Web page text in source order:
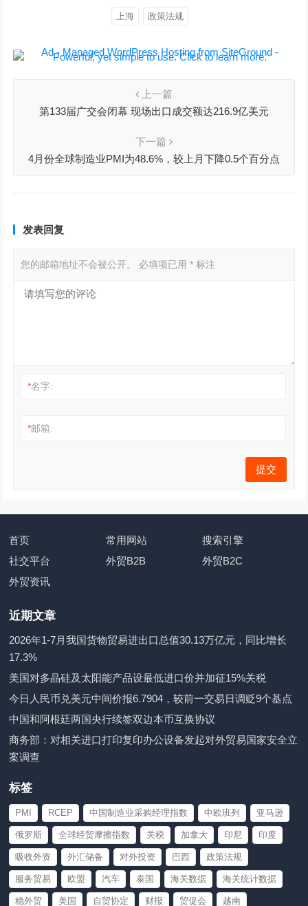
上海 政策法规
上一篇
第133届广交会闭幕 现场出口成交额达216.9亿美元
下一篇
4月份全球制造业PMI为48.6%，较上月下降0.5个百分点
发表回复
您的邮箱地址不会被公开。 必填项已用* 标注
*名字:
*邮箱:
首页 常用网站
搜索引擎
社交平台
外贸B2B
外贸B2C
外贸资讯
近期文章
2026年1-7月我国货物贸易进出口总值30.13万亿元，同比增长
17.3%
美国对多晶硅及太阳能产品设最低进口价并加征15%关税
今日人民币兑美元中间价报6.7904，较前一交易日调贬9个基点
中国和阿根廷两国央行续签双边本币互换协议
商务部：对相关进口打印复印办公设备发起对外贸易国家安全立
案调查
标签
PMI RCEP 中国制造业采购经理指数 中欧班列 亚马逊
俄罗斯 全球经贸摩擦指数 关税 加拿大 印尼 印度
吸收外资 外汇储备 对外投资 巴西 政策法规
服务贸易 欧盟 汽车 泰国 海关数据 海关统计数据
稳外贸 美国 自贸协定 财报 贸促会 越南